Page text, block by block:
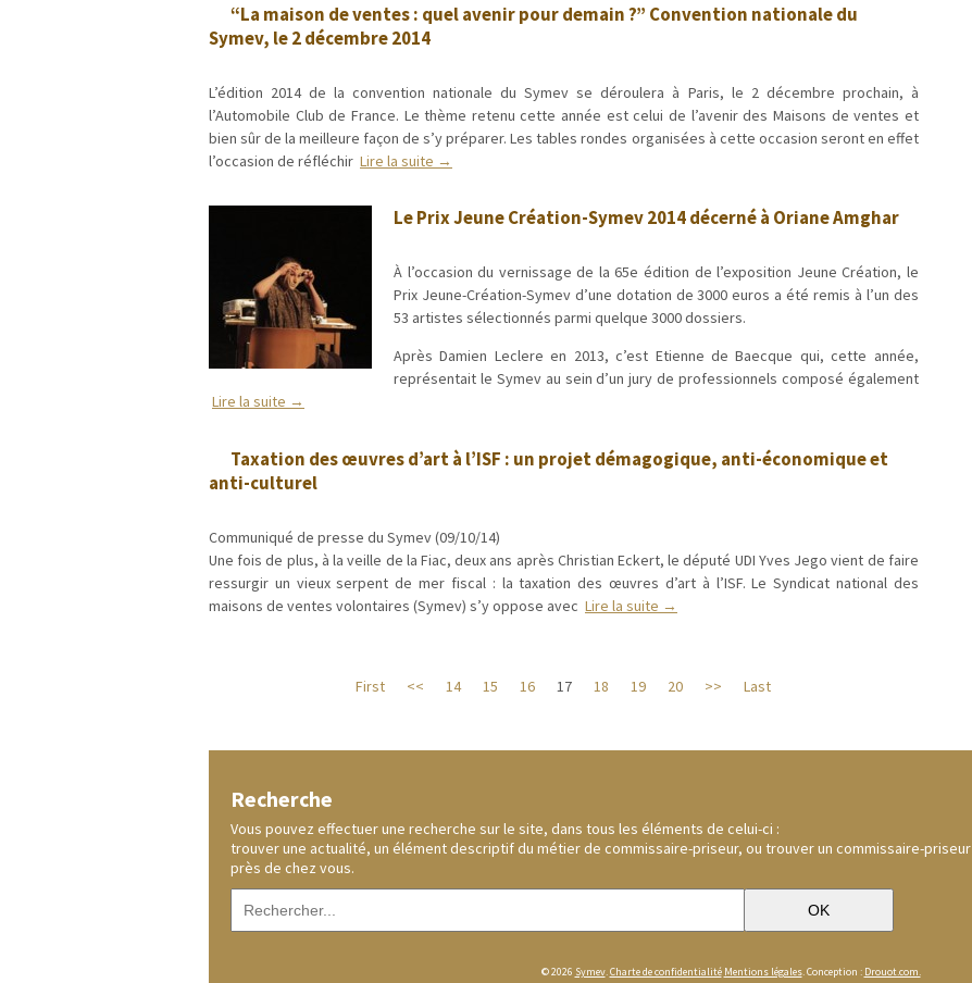
“La maison de ventes : quel avenir pour demain ?” Convention nationale du
Symev, le 2 décembre 2014
L’édition 2014 de la convention nationale du Symev se déroulera à Paris, le 2 décembre prochain, à
l’Automobile Club de France. Le thème retenu cette année est celui de l’avenir des Maisons de ventes et
bien sûr de la meilleure façon de s’y préparer. Les tables rondes organisées à cette occasion seront en effet
l’occasion de réfléchir Lire la suite →
Le Prix Jeune Création-Symev 2014 décerné à Oriane Amghar
À l’occasion du vernissage de la 65e édition de l’exposition Jeune Création, le
Prix Jeune-Création-Symev d’une dotation de 3000 euros a été remis à l’un des
53 artistes sélectionnés parmi quelque 3000 dossiers.
Après Damien Leclere en 2013, c’est Etienne de Baecque qui, cette année,
représentait le Symev au sein d’un jury de professionnels composé également
Lire la suite →
Taxation des œuvres d’art à l’ISF : un projet démagogique, anti-économique et
anti-culturel
Communiqué de presse du Symev (09/10/14)
Une fois de plus, à la veille de la Fiac, deux ans après Christian Eckert, le député UDI Yves Jego vient de faire
ressurgir un vieux serpent de mer fiscal : la taxation des œuvres d’art à l’ISF. Le Syndicat national des
maisons de ventes volontaires (Symev) s’y oppose avec Lire la suite →
First << 14 15 16 17 18 19 20 >> Last
Recherche
Vous pouvez effectuer une recherche sur le site, dans tous les éléments de celui-ci :
trouver une actualité, un élément descriptif du métier de commissaire-priseur, ou trouver un commissaire-priseur
près de chez vous.
© 2026 Symev.Charte de confidentialité Mentions légales. Conception : Drouot.com.